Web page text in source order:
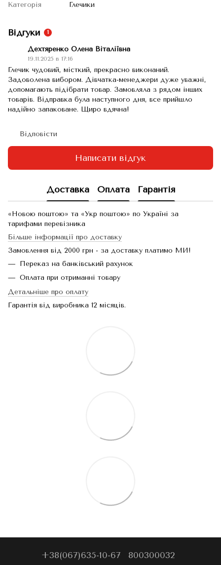
Категорія
Глечики
Відгуки 1
Дехтяренко Олена Віталіївна
19.11.2025 в 17:16
Глечик чудовий, місткий, прекрасно виконаний.
Задоволена вибором. Дівчатка-менеджери дуже уважні,
допомагають підібрати товар. Замовляла з рядом інших
товарів. Відправка була наступного дня, все прийшло
надійно запаковане. Щиро вдячна!
Відповісти
Написати відгук
Доставка Оплата Гарантія
«Новою поштою» та «Укр поштою» по Україні за
тарифами перевізника
Більше інформації про доставку
Замовлення від 2000 грн - за доставку платимо МИ!
Переказ на банківський рахунок
Оплата при отриманні товару
Детальніше про оплату
Гарантія від виробника 12 місяців.
+38(067)635-10-67 800300032